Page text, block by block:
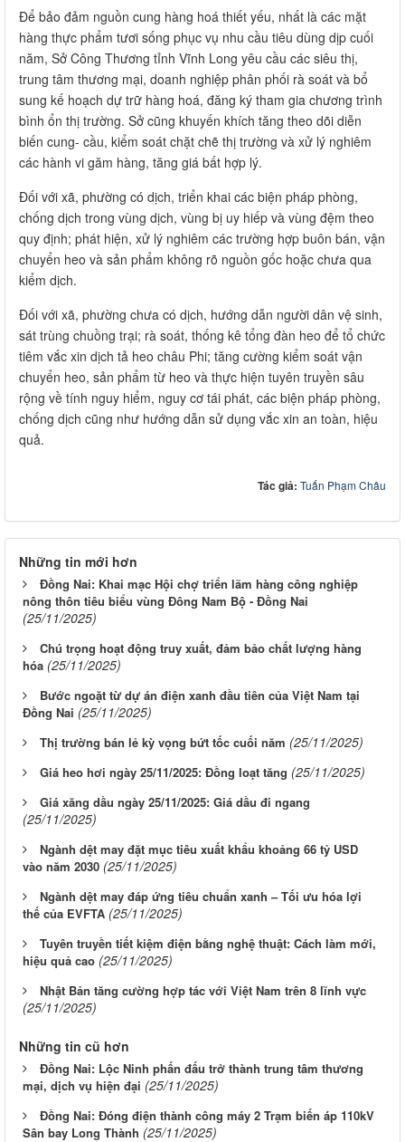
Để bảo đảm nguồn cung hàng hoá thiết yếu, nhất là các mặt
hàng thực phẩm tươi sống phục vụ nhu cầu tiêu dùng dịp cuối
năm, Sở Công Thương tỉnh Vĩnh Long yêu cầu các siêu thị,
trung tâm thương mại, doanh nghiệp phân phối rà soát và bổ
sung kế hoạch dự trữ hàng hoá, đăng ký tham gia chương trình
bình ổn thị trường. Sở cũng khuyến khích tăng theo dõi diễn
biến cung- cầu, kiểm soát chặt chẽ thị trường và xử lý nghiêm
các hành vi găm hàng, tăng giá bất hợp lý.
Đối với xã, phường có dịch, triển khai các biện pháp phòng,
chống dịch trong vùng dịch, vùng bị uy hiếp và vùng đệm theo
quy định; phát hiện, xử lý nghiêm các trường hợp buôn bán, vận
chuyển heo và sản phẩm không rõ nguồn gốc hoặc chưa qua
kiểm dịch.
Đối với xã, phường chưa có dịch, hướng dẫn người dân vệ sinh,
sát trùng chuồng trại; rà soát, thống kê tổng đàn heo để tổ chức
tiêm vắc xin dịch tả heo châu Phi; tăng cường kiểm soát vận
chuyển heo, sản phẩm từ heo và thực hiện tuyên truyền sâu
rộng về tính nguy hiểm, nguy cơ tái phát, các biện pháp phòng,
chống dịch cũng như hướng dẫn sử dụng vắc xin an toàn, hiệu
quả.
Tác giả: Tuấn Phạm Châu
Những tin mới hơn
Đồng Nai: Khai mạc Hội chợ triển lãm hàng công nghiệp
nông thôn tiêu biểu vùng Đông Nam Bộ - Đồng Nai
(25/11/2025)
Chú trọng hoạt động truy xuất, đảm bảo chất lượng hàng
hóa (25/11/2025)
Bước ngoặt từ dự án điện xanh đầu tiên của Việt Nam tại
Đồng Nai (25/11/2025)
Thị trường bán lẻ kỳ vọng bứt tốc cuối năm (25/11/2025)
Giá heo hơi ngày 25/11/2025: Đồng loạt tăng (25/11/2025)
Giá xăng dầu ngày 25/11/2025: Giá dầu đi ngang
(25/11/2025)
Ngành dệt may đặt mục tiêu xuất khẩu khoảng 66 tỷ USD
vào năm 2030 (25/11/2025)
Ngành dệt may đáp ứng tiêu chuẩn xanh – Tối ưu hóa lợi
thế của EVFTA (25/11/2025)
Tuyên truyền tiết kiệm điện bằng nghệ thuật: Cách làm mới,
hiệu quả cao (25/11/2025)
Nhật Bản tăng cường hợp tác với Việt Nam trên 8 lĩnh vực
(25/11/2025)
Những tin cũ hơn
Đồng Nai: Lộc Ninh phấn đấu trở thành trung tâm thương
mại, dịch vụ hiện đại (25/11/2025)
Đồng Nai: Đóng điện thành công máy 2 Trạm biến áp 110kV
Sân bay Long Thành (25/11/2025)